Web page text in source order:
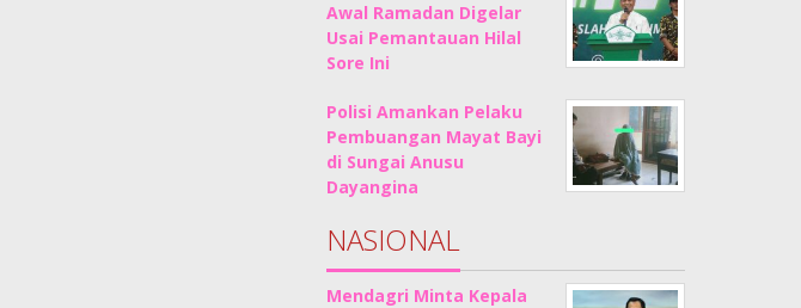
Awal Ramadan Digelar
Usai Pemantauan Hilal
Sore Ini
Polisi Amankan Pelaku
Pembuangan Mayat Bayi
di Sungai Anusu
Dayangina
NASIONAL
Mendagri Minta Kepala